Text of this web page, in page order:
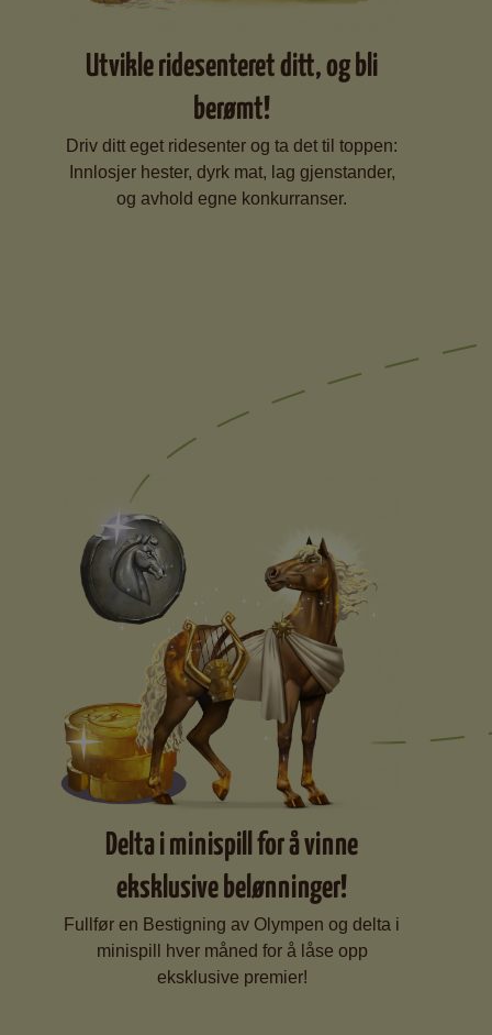
Utvikle ridesenteret ditt, og bli
berømt!
Driv ditt eget ridesenter og ta det til toppen:
Innlosjer hester, dyrk mat, lag gjenstander,
og avhold egne konkurranser.
Delta i minispill for å vinne
eksklusive belønninger!
Fullfør en Bestigning av Olympen og delta i
minispill hver måned for å låse opp
eksklusive premier!